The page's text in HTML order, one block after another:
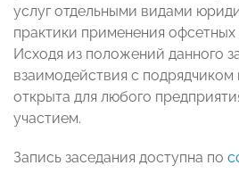
услуг отдельными видами
практики применения офсетных
Исходя из положений данного
взаимодействия с
открыта для любого
участием.
Запись заседания доступна по